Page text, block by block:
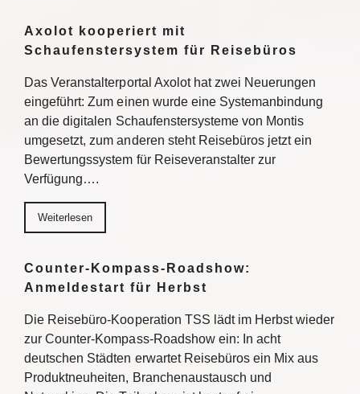
Axolot kooperiert mit
Schaufenstersystem für Reisebüros
Das Veranstalterportal Axolot hat zwei Neuerungen
eingeführt: Zum einen wurde eine Systemanbindung
an die digitalen Schaufenstersysteme von Montis
umgesetzt, zum anderen steht Reisebüros jetzt ein
Bewertungssystem für Reiseveranstalter zur
Verfügung….
Weiterlesen
Counter-Kompass-Roadshow:
Anmeldestart für Herbst
Die Reisebüro-Kooperation TSS lädt im Herbst wieder
zur Counter-Kompass-Roadshow ein: In acht
deutschen Städten erwartet Reisebüros ein Mix aus
Produktneuheiten, Branchenaustausch und